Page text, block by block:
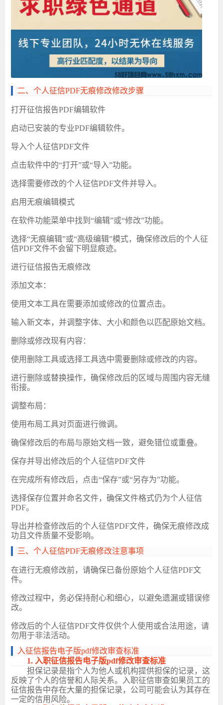
‌二、个人征信PDF无痕修改修改步骤
‌打开征信报告PDF编辑软件‌
启动已安装的专业PDF编辑软件。
‌导入个人征信PDF文件‌
点击软件中的“打开”或“导入”功能。
选择需要修改的个人征信PDF文件并导入。
‌启用无痕编辑模式‌
在软件功能菜单中找到 “编辑”或“修改”功能。
选择“无痕编辑”或“高级编辑”模式，确保修改后的个人征
信PDF文件不会留下明显痕迹。
‌进行征信报告无痕修改‌
‌添加文本‌：
使用文本工具在需要添加或修改的位置点击。
输入新文本，并调整字体、大小和颜色以匹配原始文档。
‌删除或修改现有内容‌：
使用删除工具或选择工具选中需要删除或修改的内容。
进行删除或替换操作，确保修改后的区域与周围内容无缝
衔接。
‌调整布局‌：
使用布局工具对页面进行微调。
确保修改后的布局与原始文档一致，避免错位或重叠。
‌保存并导出修改后的个人征信PDF文件‌
在完成所有修改后，点击“保存”或“另存为”功能。
选择保存位置并命名文件，确保文件格式仍为个人征信
PDF。
导出并检查修改后的个人征信PDF文件，确保无痕修改成
功且文件质量不受影响。
‌三、个人征信PDF无痕修改注意事项
在进行无痕修改前，请确保已备份原始个人征信PDF文
件。
修改过程中，务必保持耐心和细心，以避免遗漏或错误修
改。
修改后的个人征信PDF文件仅供个人使用或合法用途，请
勿用于非法活动。
入征信报告电子版pdf修改审查标准
1. 入职征信报告电子版pdf修改审查标准
担保记录是指个人为他人或机构提供担保的记录，这
反映了个人的信誉和人际关系。入职征信审查如果员工的
征信报告中存在大量的担保记录，公司可能会认为其存在
一定的信用风险。